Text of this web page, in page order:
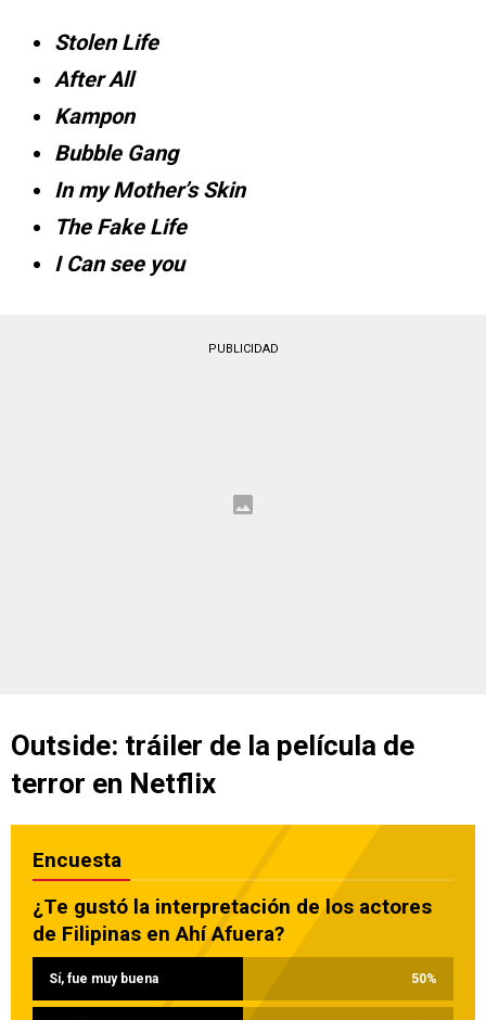
Stolen Life
After All
Kampon
Bubble Gang
In my Mother’s Skin
The Fake Life
I Can see you
PUBLICIDAD
Outside: tráiler de la película de
terror en Netflix
Encuesta
¿Te gustó la interpretación de los actores
de Filipinas en Ahí Afuera?
Sí, fue muy buena 50%